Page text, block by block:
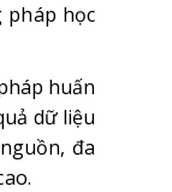
pháp học
huấn
dữ liệu
đa